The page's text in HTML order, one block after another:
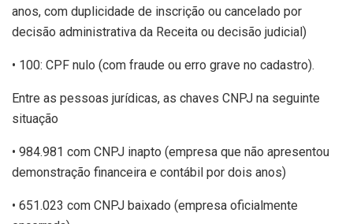
anos, com duplicidade de inscrição ou cancelado por
decisão administrativa da Receita ou decisão judicial)
• 100: CPF nulo (com fraude ou erro grave no cadastro).
Entre as pessoas jurídicas, as chaves CNPJ na seguinte
situação
• 984.981 com CNPJ inapto (empresa que não apresentou
demonstração financeira e contábil por dois anos)
• 651.023 com CNPJ baixado (empresa oficialmente